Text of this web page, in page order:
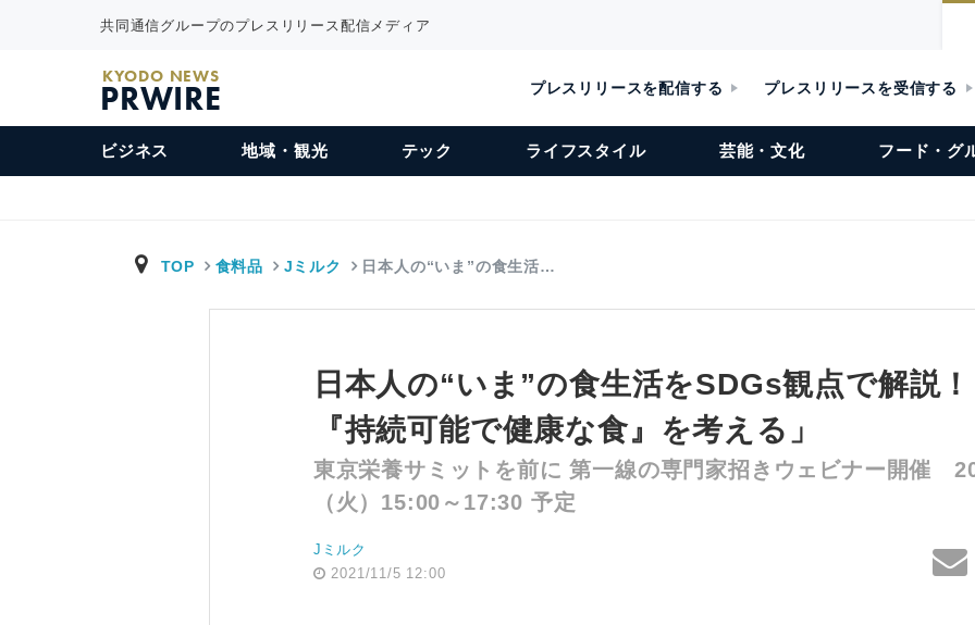
共同通信グループのプレスリリース配信メディア
KYODO NEWS
PRWIRE プレスリリースを配信する プレスリリースを受信する
ビジネス 地域・観光 テック ライフスタイル 芸能・文化 フード・グ
TOP 食料品 Jミルク 日本人の“いま”の食生活…
日本人の“いま”の食生活をSDGs観点で解説
『持続可能で健康な食』を考える」
東京栄養サミットを前に 第一線の専門家招きウェビナー開催
（火）15:00～17:30 予定
Jミルク
2021/11/5 12:00